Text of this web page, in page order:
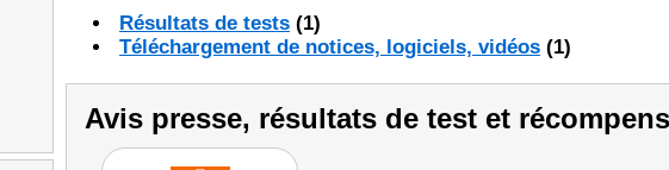
Résultats de tests (1)
Téléchargement de notices, logiciels, vidéos (1)
Avis presse, résultats de test et